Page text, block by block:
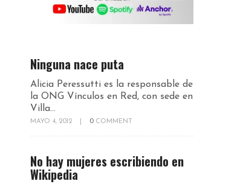
Ninguna nace puta
Alicia Peressutti es la responsable de
la ONG Vínculos en Red, con sede en
Villa...
MAYO 4, 2012 0 COMMENT
No hay mujeres escribiendo en
Wikipedia